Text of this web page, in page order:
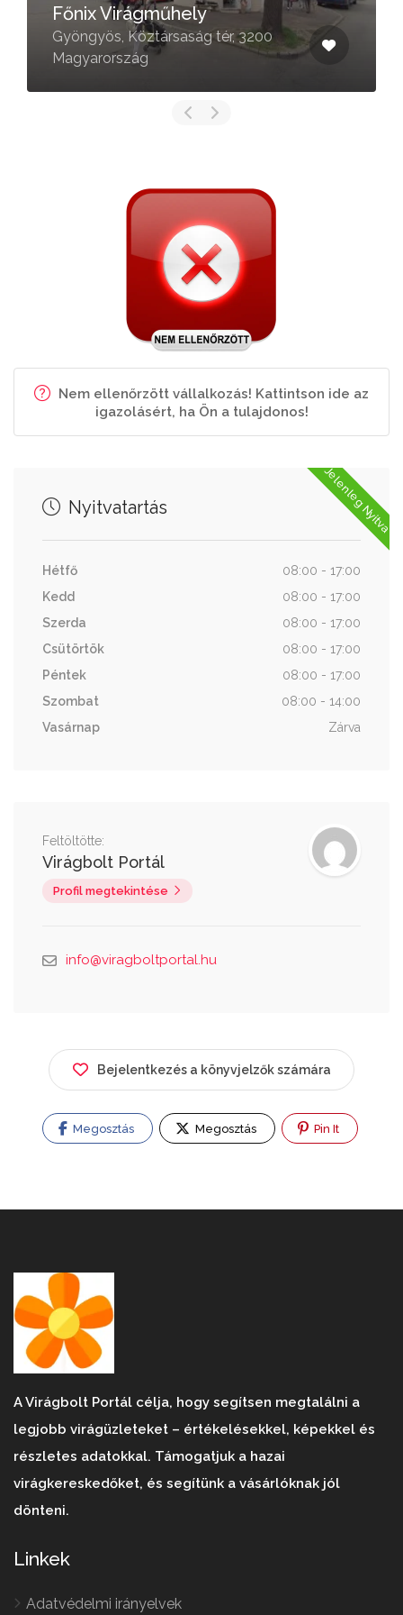
Főnix Virágműhely
Gyöngyös, Köztársaság tér, 3200
Magyarország
Nem ellenőrzött vállalkozás! Kattintson ide az
igazolásért, ha Ön a tulajdonos!
Jelenleg Nyitva
Nyitvatartás
Hétfő
08:00 - 17:00
Kedd
08:00 - 17:00
Szerda
08:00 - 17:00
Csütörtök
08:00 - 17:00
Péntek
08:00 - 17:00
Szombat
08:00 - 14:00
Vasárnap
Zárva
Feltöltötte:
Virágbolt Portál
Profil megtekintése
info@viragboltportal.hu
Bejelentkezés a könyvjelzők számára
Megosztás Megosztás Pin It
A Virágbolt Portál célja, hogy segítsen megtalálni a
legjobb virágüzleteket – értékelésekkel, képekkel és
részletes adatokkal. Támogatjuk a hazai
virágkereskedőket, és segítünk a vásárlóknak jól
dönteni.
Linkek
Adatvédelmi irányelvek